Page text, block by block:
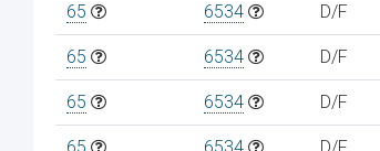
65 6534 D/F
65 6534 D/F
65 6534 D/F